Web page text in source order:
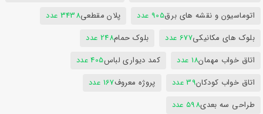
اتوماسیون و نقشه های برق905 عدد پلان مقطعی3438 عدد
بلوک های مکانیکی677 عدد بلوک حمام248 عدد
اتاق خواب مهمان18 عدد کمد دیواری لباس405 عدد
اتاق خواب کودکان39 عدد پروژه معروف167 عدد
طراحی سه بعدی598 عدد